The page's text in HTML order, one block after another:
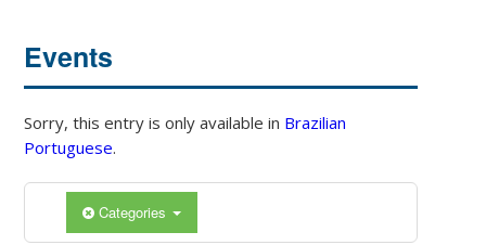
Events
Sorry, this entry is only available in Brazilian
Portuguese.
Categories